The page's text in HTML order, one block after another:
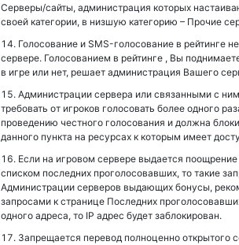
Серверы/сайты, администрация которых
своей категории, в низшую категорию – Прочие
Голосование и SMS-голосование в рейтинге
сервере. Голосованием в рейтинге , Вы
в игре или нет, решает администрация Вашего
Администрации сервера или связанными с
требовать от игроков голосовать более одного
проведению честного голосования и должна
данного пункта на ресурсах к которым имеет
Если на игровом сервере выдается
списком последних проголосовавших, то такие
Администрации серверов выдающих бонусы,
запросами к странице Последних
одного адреса, то IP адрес будет заблокирован.
Запрещается перевод полноценно открытого